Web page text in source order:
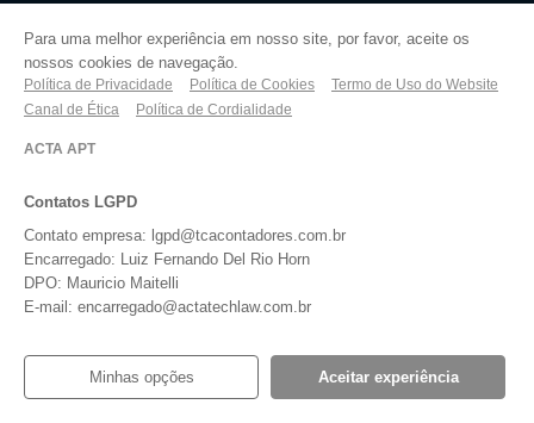
Imposto de Renda
Lucro Real
Revisão Tributária
Segmentos
Para uma melhor experiência em nosso site, por favor, aceite os
nossos cookies de navegação.
Política de Privacidade Política de Cookies
Termo de Uso do Website
Canal de Ética
Política de Cordialidade
ACTA APT
Contatos LGPD
Contato empresa: lgpd@tcacontadores.com.br
Encarregado: Luiz Fernando Del Rio Horn
DPO: Mauricio Maitelli
E-mail: encarregado@actatechlaw.com.br
Minhas opções Aceitar experiência